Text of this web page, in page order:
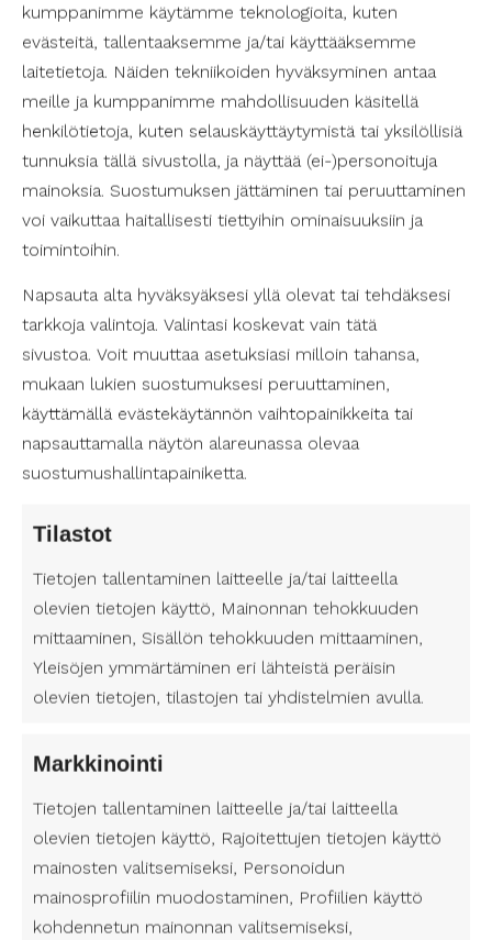
kumppanimme käytämme teknologioita, kuten
evästeitä, tallentaaksemme ja/tai käyttääksemme
laitetietoja. Näiden tekniikoiden hyväksyminen antaa
meille ja kumppanimme mahdollisuuden käsitellä
henkilötietoja, kuten selauskäyttäytymistä tai yksilöllisiä
tunnuksia tällä sivustolla, ja näyttää (ei-)personoituja
mainoksia. Suostumuksen jättäminen tai peruuttaminen
voi vaikuttaa haitallisesti tiettyihin ominaisuuksiin ja
toimintoihin.
Napsauta alta hyväksyäksesi yllä olevat tai tehdäksesi
tarkkoja valintoja. Valintasi koskevat vain tätä
sivustoa. Voit muuttaa asetuksiasi milloin tahansa,
mukaan lukien suostumuksesi peruuttaminen,
käyttämällä evästekäytännön vaihtopainikkeita tai
napsauttamalla näytön alareunassa olevaa
suostumushallintapainiketta.
Tilastot
Tietojen tallentaminen laitteelle ja/tai laitteella
olevien tietojen käyttö, Mainonnan tehokkuuden
mittaaminen, Sisällön tehokkuuden mittaaminen,
Yleisöjen ymmärtäminen eri lähteistä peräisin
olevien tietojen, tilastojen tai yhdistelmien avulla.
Markkinointi
Tietojen tallentaminen laitteelle ja/tai laitteella
olevien tietojen käyttö, Rajoitettujen tietojen käyttö
mainosten valitsemiseksi, Personoidun
mainosprofiilin muodostaminen, Profiilien käyttö
kohdennetun mainonnan valitsemiseksi,
lukemiseen:
Saavutettavuuskirjasto Celia tarjoaa ääni- ja
pistekirjallisuutta henkilöille, joille tavallisen
kirjallisuuden lukeminen on rajoitteiden vuoksi
haastavaa. Celia on valtion ylläpitämä
erikoiskirjasto, joka tekee tiivistä yhteistyötä
muun muassa oppilaitosten ja kirjastojen
kanssa. Saavutettavuuskirjasto Celia on
saatavilla sovelluksena älylaitteelle, ja palvelun
kirjojen lukeminen on lukivaikeuden, sairauden,
vamman tai muun vastaavan syyn vuoksi
vaikeaa. Palveluun pääsee kirjautumaan kuka
tahansa pyytämällä tunnuksia esimerkiksi
kirjastolta tai oppilaitokselta.
Selkokeskus tuottaa kirjallisuutta selkokielellä
eli helpotetulla ja yksinkertaistetulla suomen
saavutettavuutta erityisesti sellaisten ihmisten
sairauden, rajoitteen tai esimerkiksi
kehittymässä olevan kielitaidon vuoksi.
Selkokeskus on kääntänyt monia tunnettuja
suomalaisia teoksia selkokielelle, jotta
kirjallisuus olisi kaikenlaisille lukijoille
löytyy luettavaa laidasta laitaan jokaiseen
makuun. Selkokirjan tunnistaa kannessa
olevasta logosta, jossa on s-kirjaimen
muotoinen nuoli.
Henkilökohtainen avustaja voi olla tukenasi
vierailulla kirjastoon. Monella paikkakunnalla